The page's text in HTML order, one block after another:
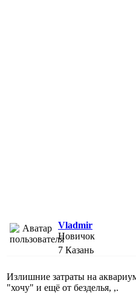
Vladmir
Новичок
7 Казань
Излишние затраты на
"хочу" и ещё от безделья, ,.